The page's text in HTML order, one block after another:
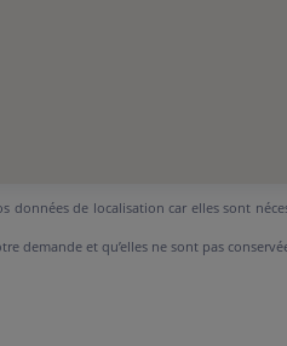
données de localisation car elles sont
demande et qu’elles ne sont pas